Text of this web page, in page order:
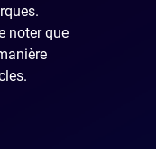
noter que